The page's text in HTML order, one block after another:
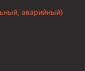
аварийный)